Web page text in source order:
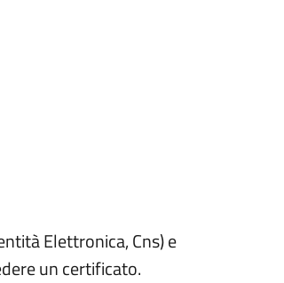
Elettronica, Cns) e
un certificato.